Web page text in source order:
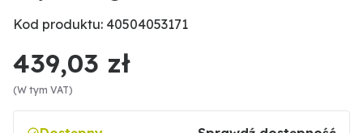
Kod produktu: 40504053171
439,03 zł
(W tym VAT)